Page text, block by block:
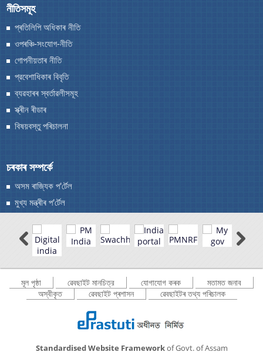
আমি কি কৰো
ইতিহাস
Officials, Our Vision,Mission and Functions and
more details about our department here.
যোগাযোগ কৰক
নীতিসমূহ
প্ৰতিলিপি অধিকাৰ নীতি
ওপৰঞ্চি-সংযোগ-নীতি
গোপনীয়তাৰ নীতি
প্রবেশাধিকাৰ বিবৃতি
ব্যৱহাৰৰ স্বর্তাৱলীসমূহ
স্ক্ৰীন ৰীডাৰ
বিষয়বস্তু পৰিচালনা
চৰকাৰ সম্পৰ্কে
অসম ৰাজ্যিক প'ৰ্টেল
মুখ্য মন্ত্ৰীৰ প'ৰ্টেল
মূল পৃষ্ঠা ৱেবছাইট মানচিত্র যোগাযোগ কৰক
মতামত জনাব
অস্বীকৃত
ৱেবছাইট প্ৰশাসন ৱেবছাইটৰ তথ্য পৰিচালক
Standardised Website Frameworkof Govt. of Assam